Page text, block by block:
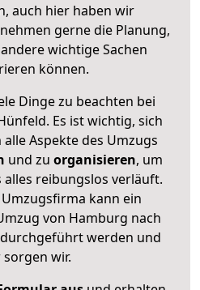
auch hier haben wir
gerne die Planung,
wichtige Sachen
können.
Dinge zu beachten bei
Es ist wichtig, sich
Aspekte des Umzugs
und zu organisieren, um
alles reibungslos verläuft.
kann ein
von Hamburg nach
werden und
wir.